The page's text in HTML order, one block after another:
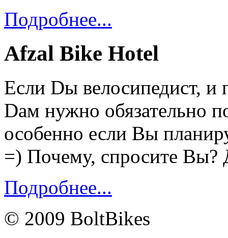
Подробнее...
Afzal Bike Hotel
Если Dы велосипедист, и
Dам нужно обязательно
особенно если Вы
=) Почему, спросите Вы?
Подробнее...
© 2009 BoltBikes